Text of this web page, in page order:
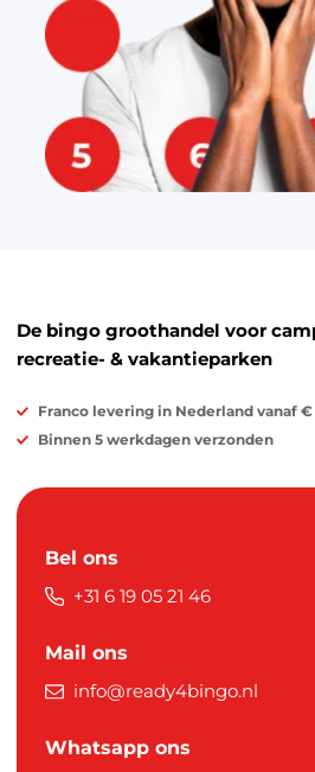
De bingo groothandel voor
recreatie- & vakantieparken
Franco levering in Nederland vanaf €
Binnen 5 werkdagen verzonden
Bel ons
+31 6 19 05 21 46
Mail ons
info@ready4bingo.nl
Whatsapp ons